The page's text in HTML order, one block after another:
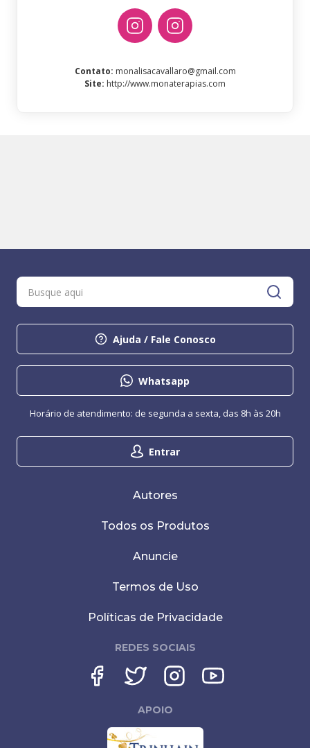
Contato: monalisacavallaro@gmail.com
Site: http://www.monaterapias.com
Ajuda / Fale Conosco
Whatsapp
Entrar
Horário de atendimento: de segunda a sexta, das 8h às 20h
Autores
Todos os Produtos
Anuncie
Termos de Uso
Políticas de Privacidade
REDES SOCIAIS
APOIO